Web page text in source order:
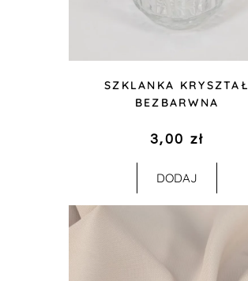
SZKLANKA KRYSZTAŁ
BEZBARWNA
3,00zł
DODAJ